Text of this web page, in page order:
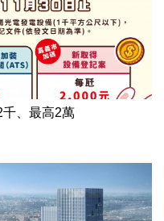
、最高2萬